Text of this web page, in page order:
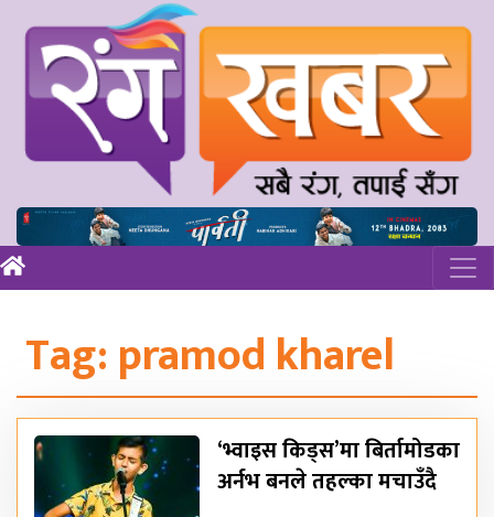
Tag:pramod kharel
‘भ्वाइस किड्स’मा बिर्तामोडका
अर्नभ बनले तहल्का मचाउँदै